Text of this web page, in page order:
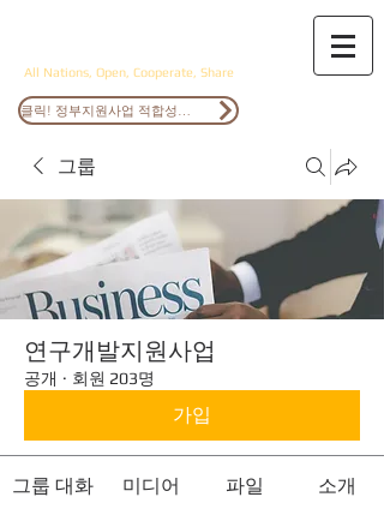
All Nations, Open, Cooperate, Share
그룹
연구개발지원사업
공개 · 회원 203명
가입
그룹 대화 미디어 파일 소개